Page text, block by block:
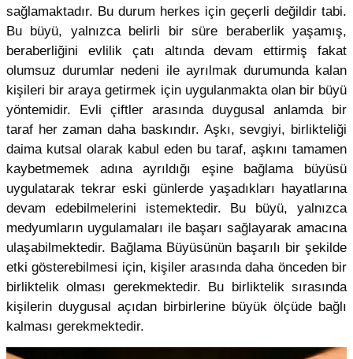
sağlamaktadır. Bu durum herkes için geçerli değildir tabi.
Bu büyü, yalnızca belirli bir süre beraberlik yaşamış,
beraberliğini evlilik çatı altında devam ettirmiş fakat
olumsuz durumlar nedeni ile ayrılmak durumunda kalan
kişileri bir araya getirmek için uygulanmakta olan bir büyü
yöntemidir. Evli çiftler arasında duygusal anlamda bir
taraf her zaman daha baskındır. Aşkı, sevgiyi, birlikteliği
daima kutsal olarak kabul eden bu taraf, aşkını tamamen
kaybetmemek adına ayrıldığı eşine bağlama büyüsü
uygulatarak tekrar eski günlerde yaşadıkları hayatlarına
devam edebilmelerini istemektedir. Bu büyü, yalnızca
medyumların uygulamaları ile başarı sağlayarak amacına
ulaşabilmektedir. Bağlama Büyüsünün başarılı bir şekilde
etki gösterebilmesi için, kişiler arasında daha önceden bir
birliktelik olması gerekmektedir. Bu birliktelik sırasında
kişilerin duygusal açıdan birbirlerine büyük ölçüde bağlı
kalması gerekmektedir.